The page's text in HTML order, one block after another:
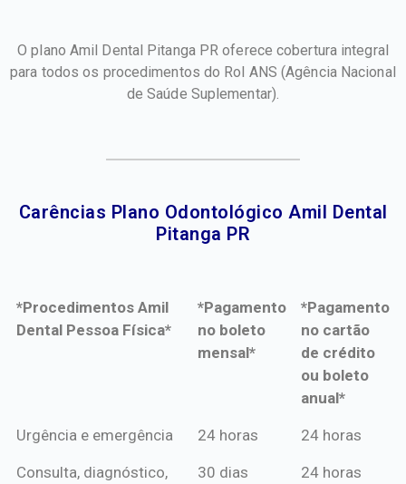
O plano Amil Dental Pitanga PR oferece cobertura integral
para todos os procedimentos do Rol ANS(Agência Nacional
de Saúde Suplementar).
Carências Plano Odontológico Amil Dental
Pitanga PR​
*Procedimentos Amil
Dental Pessoa Física*
*Pagamento
no boleto
mensal*
*Pagamento
no cartão
de crédito
ou boleto
anual*
*Procedimentos Amil
*Pagamento
mensal*
*Pagamento
de crédito
Urgência e emergência 24 horas 24 horas
Consulta, diagnóstico,
30 dias 24 horas